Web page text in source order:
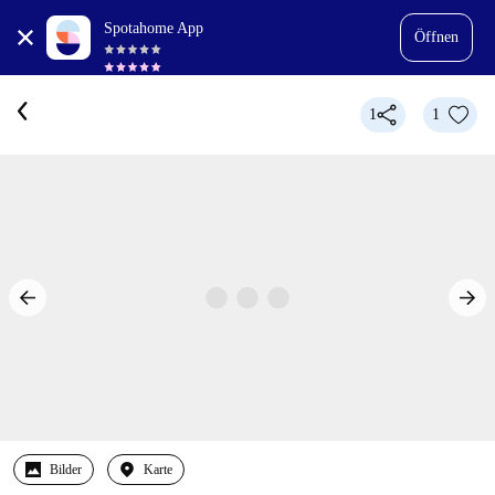
Spotahome App
Öffnen
1 1
Bilder Karte